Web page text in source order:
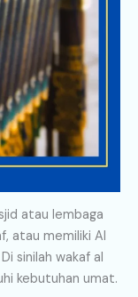
atau lembaga
atau memiliki Al
sinilah wakaf al
kebutuhan umat.